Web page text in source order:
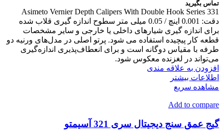
تماس بگیرید
Asimeto Vernier Depth Calipers With Double Hook Series 331
دقت: 0.001 اینچ / 0.05 میلی متر سطوح اندازه گیری قلاب شده
برای اندازه گیری شیارهای داخلی یا خارجی و سایر مشخصات
قطعه کار پیچیده استفاده می شود. پرتو اصلی در مدل‌های ورنیه دو
طرفه با مقیاس دوگانه است و برای انعطاف‌پذیری اندازه‌گیری
می‌تواند در لغزنده معکوس شود.
افزودن به علاقه مندی
اطلاعات بیشتر
مشاهده سریع
Add to compare
گیج عمق سنج دیجیتال سری 321 آسیمتو